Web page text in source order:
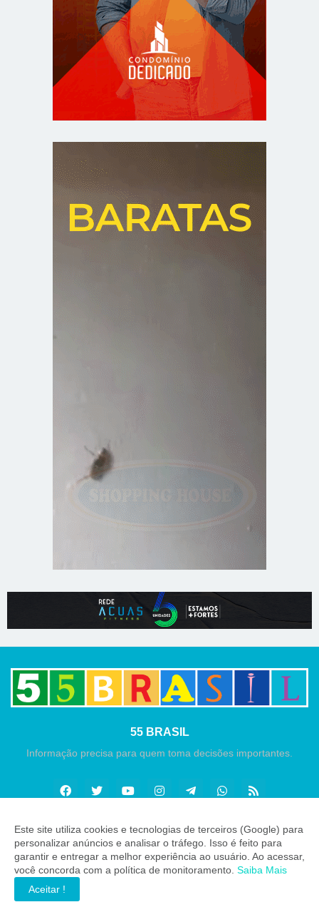
55 BRASIL
Informação precisa para quem toma decisões importantes.
Copyright ©202655 Brasil
INÍCIO SOBRE CONTATO LGPD
EXPEDIENTE
EDITORIAL
Este site utiliza cookies e tecnologias de terceiros (Google) para
personalizar anúncios e analisar o tráfego. Isso é feito para
garantir e entregar a melhor experiência ao usuário. Ao acessar,
você concorda com a política de monitoramento. Saiba Mais
Aceitar !